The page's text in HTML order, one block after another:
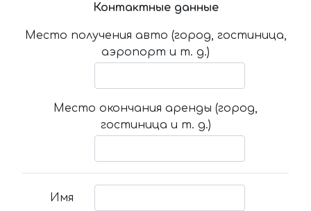
Контактные данные
Место получения авто (город, гостиница,
аэропорт и т. д.)
Место окончания аренды (город,
гостиница и т. д.)
Имя